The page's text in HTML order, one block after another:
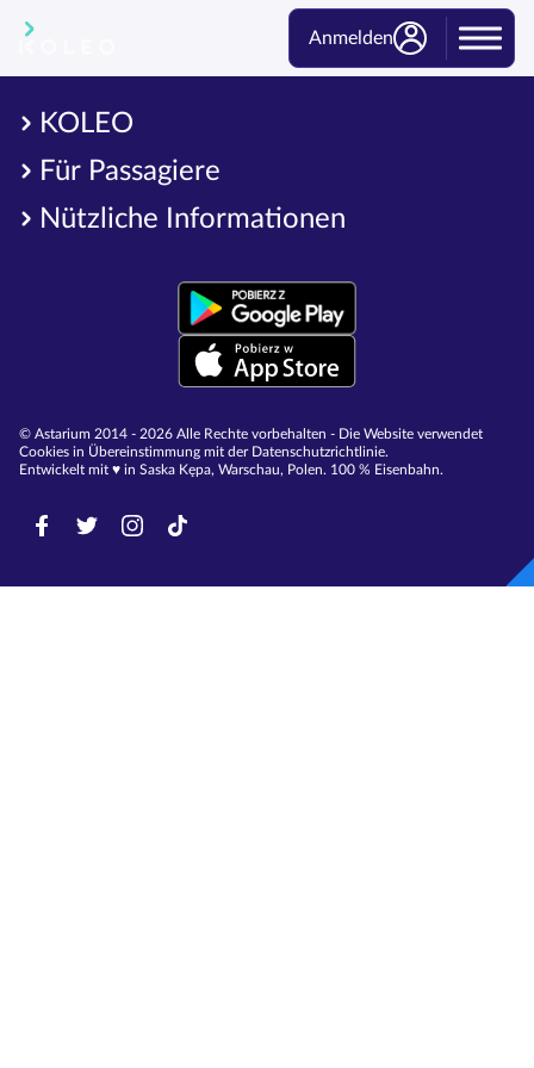
Anmelden
KOLEO
Für Passagiere
Nützliche Informationen
© Astarium 2014 - 2026 Alle Rechte vorbehalten - Die Website verwendet
Cookies in Übereinstimmung mit der Datenschutzrichtlinie.
Entwickelt mit ♥︎ in Saska Kępa, Warschau, Polen. 100 % Eisenbahn.